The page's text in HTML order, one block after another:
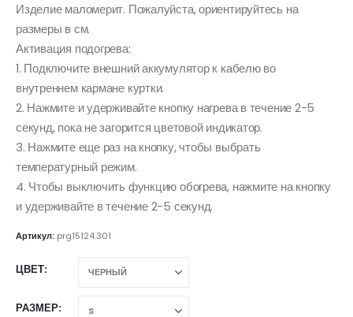
Изделие маломерит. Пожалуйста, ориентируйтесь на
размеры в см.
Активация подогрева:
1. Подключите внешний аккумулятор к кабелю во
внутреннем кармане куртки.
2. Нажмите и удерживайте кнопку нагрева в течение 2-5
секунд, пока не загорится цветовой индикатор.
3. Нажмите еще раз на кнопку, чтобы выбрать
температурный режим.
4. Чтобы выключить функцию обогрева, нажмите на кнопку
и удерживайте в течение 2-5 секунд.
Артикул: prg15124.301
ЦВЕТ
РАЗМЕР